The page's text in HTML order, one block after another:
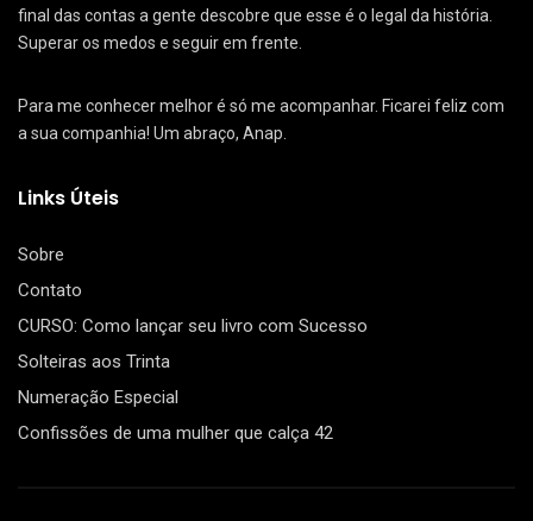
final das contas a gente descobre que esse é o legal da história.
Superar os medos e seguir em frente.
Para me conhecer melhor é só me acompanhar. Ficarei feliz com
a sua companhia! Um abraço, Anap.
Links Úteis
Sobre
Contato
CURSO: Como lançar seu livro com Sucesso
Solteiras aos Trinta
Numeração Especial
Confissões de uma mulher que calça 42